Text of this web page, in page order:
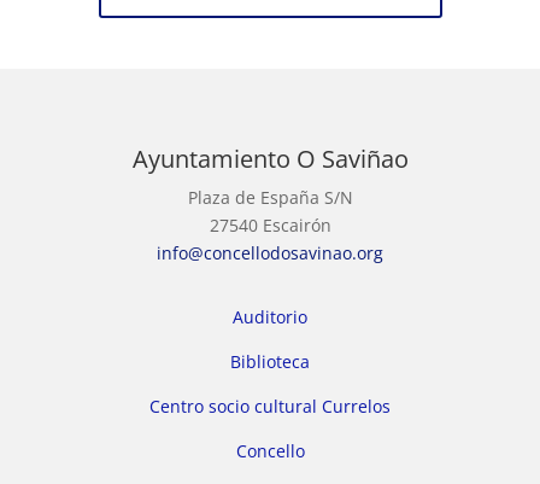
Ayuntamiento O Saviñao
Plaza de España S/N
27540 Escairón
info@concellodosavinao.org
Auditorio
Biblioteca
Centro socio cultural Currelos
Concello